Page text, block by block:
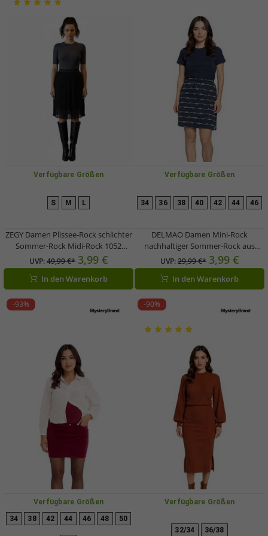
Verfügbare Größen
S M L
ZEGY Damen Plissee-Rock schlichter
Sommer-Rock Midi-Rock 1052
Schwarz
UVP:49,99 €* 3,99 €
In den Warenkorb
Verfügbare Größen
34 36 38 40 42 44 46
DELMAO Damen Mini-Rock
nachhaltiger Sommer-Rock aus
reiner Baumwolle 60074927
Dunkelblau
UVP:29,99 €* 3,99 €
In den Warenkorb
-93%
Verfügbare Größen
34 38 42 44 46 48 50
-90%
Verfügbare Größen
32/34 36/38